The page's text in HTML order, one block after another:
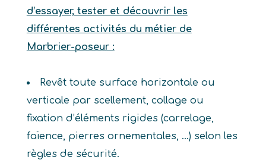
d’essayer, tester et découvrir les
différentes activités du métier de
Marbrier-poseur :
Revêt toute surface horizontale ou
verticale par scellement, collage ou
fixation d’éléments rigides (carrelage,
faïence, pierres ornementales, …) selon les
règles de sécurité.